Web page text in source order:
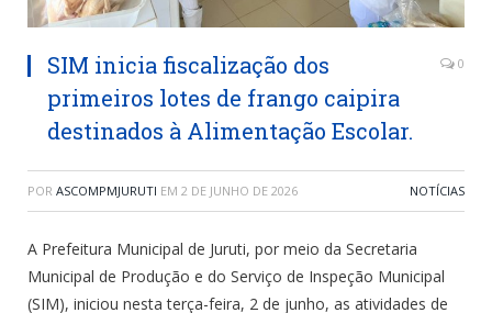
SIM inicia fiscalização dos
primeiros lotes de frango caipira
destinados à Alimentação Escolar.
0
POR ASCOMPMJURUTI EM 2 DE JUNHO DE 2026 NOTÍCIAS
A Prefeitura Municipal de Juruti, por meio da Secretaria
Municipal de Produção e do Serviço de Inspeção Municipal
(SIM), iniciou nesta terça-feira, 2 de junho, as atividades de